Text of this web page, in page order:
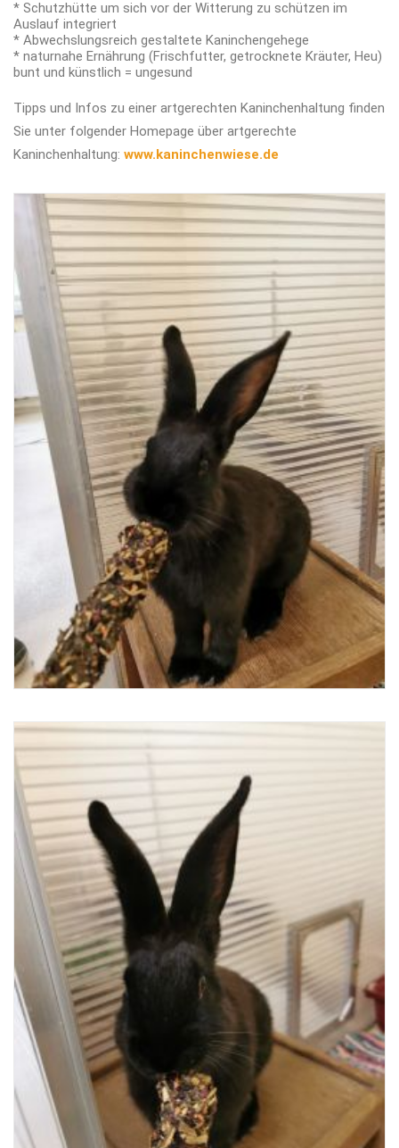
* Schutzhütte um sich vor der Witterung zu schützen im
Auslauf integriert
* Abwechslungsreich gestaltete Kaninchengehege
* naturnahe Ernährung (Frischfutter, getrocknete Kräuter, Heu)
bunt und künstlich = ungesund
Tipps und Infos zu einer artgerechten Kaninchenhaltung finden
Sie unter folgender Homepage über artgerechte
Kaninchenhaltung: www.kaninchenwiese.de